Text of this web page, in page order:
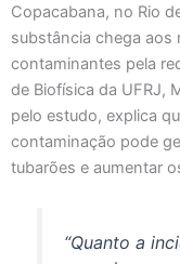
Copacabana, no Rio
substância chega aos
contaminantes pela
de Biofísica da UFRJ,
pelo estudo, explica
contaminação pode
tubarões e aumentar
“Quanto a